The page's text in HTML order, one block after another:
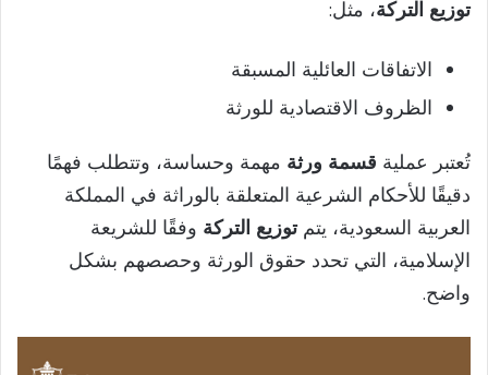
توزيع التركة، مثل:
الاتفاقات العائلية المسبقة
الظروف الاقتصادية للورثة
تُعتبر عملية قسمة ورثة مهمة وحساسة، وتتطلب فهمًا
دقيقًا للأحكام الشرعية المتعلقة بالوراثة في المملكة
العربية السعودية، يتمتوزيع التركة وفقًا للشريعة
الإسلامية، التي تحدد حقوق الورثة وحصصهم بشكل
واضح.